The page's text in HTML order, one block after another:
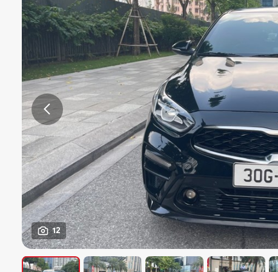
12